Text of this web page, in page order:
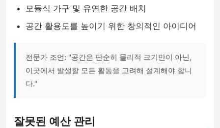
모듈식 가구 및 유연한 공간 배치
공간 활용도를 높이기 위한 창의적인 아이디어
전문가 조언: "공간은 단순히 물리적 크기만이 아닌,
이곳에서 발생할 모든 활동을 고려해 설계해야 합니
다."
잘못된 예산 관리